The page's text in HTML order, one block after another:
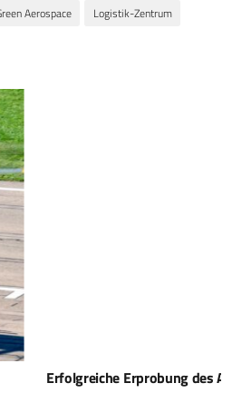
Aerospace Logistik-Zentrum
Airbus H160M Guepard